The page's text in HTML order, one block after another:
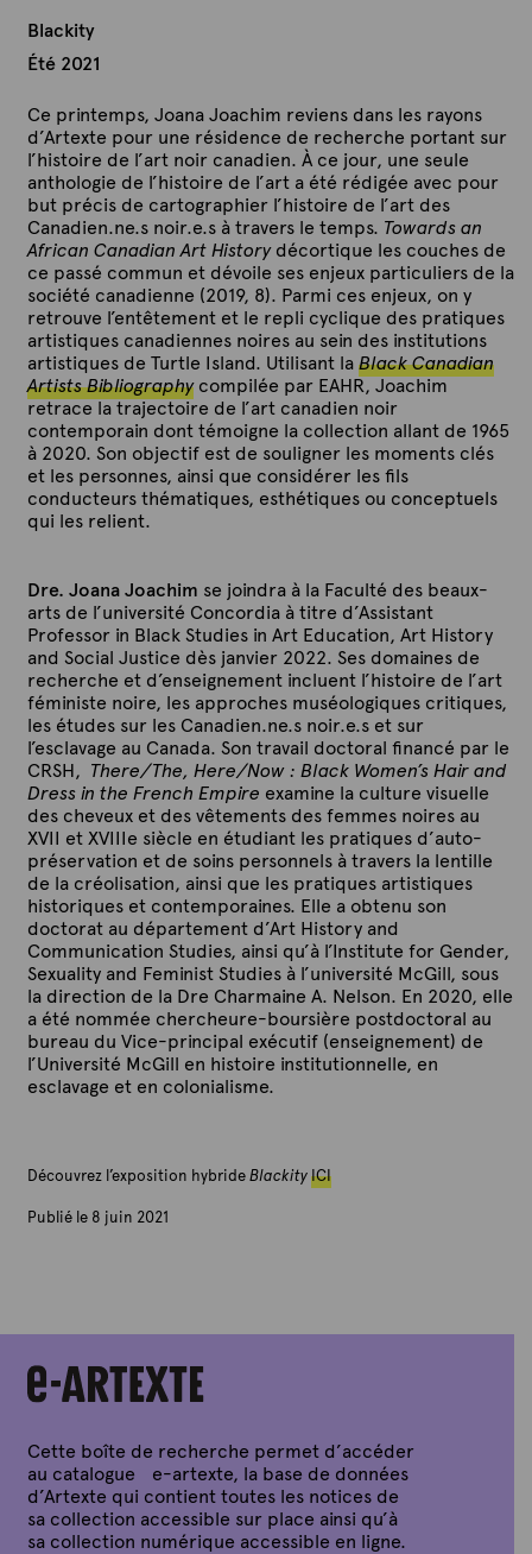
Blackity
Été 2021
Ce printemps, Joana Joachim reviens dans les rayons
d’Artexte pour une résidence de recherche portant sur
l’histoire de l’art noir canadien. À ce jour, une seule
anthologie de l’histoire de l’art a été rédigée avec pour
but précis de cartographier l’histoire de l’art des
Canadien.ne.s noir.e.s à travers le temps. Towards an
African Canadian Art Historydécortique les couches de
ce passé commun et dévoile ses enjeux particuliers de la
société canadienne (2019, 8). Parmi ces enjeux, on y
retrouve l’entêtement et le repli cyclique des pratiques
artistiques canadiennes noires au sein des institutions
artistiques de Turtle Island. Utilisant la Black Canadian
Artists Bibliography compilée par EAHR, Joachim
retrace la trajectoire de l’art canadien noir
contemporain dont témoigne la collection allant de 1965
à 2020. Son objectif est de souligner les moments clés
et les personnes, ainsi que considérer les fils
conducteurs thématiques, esthétiques ou conceptuels
qui les relient.
Dre. Joana Joachim se joindra à la Faculté des beaux-
arts de l’université Concordia à titre d’Assistant
Professor in Black Studies in Art Education, Art History
and Social Justice dès janvier 2022. Ses domaines de
recherche et d’enseignement incluent l’histoire de l’art
féministe noire, les approches muséologiques critiques,
les études sur les Canadien.ne.s noir.e.s et sur
l’esclavage au Canada. Son travail doctoral financé par le
CRSH, There/The, Here/Now : Black Women’s Hair and
Dress in the French Empire examine la culture visuelle
des cheveux et des vêtements des femmes noires au
XVII et XVIIIe siècle en étudiant les pratiques d’auto-
préservation et de soins personnels à travers la lentille
de la créolisation, ainsi que les pratiques artistiques
historiques et contemporaines. Elle a obtenu son
doctorat au département d’Art History and
Communication Studies, ainsi qu’à l’Institute for Gender,
Sexuality and Feminist Studies à l’université McGill, sous
la direction de la Dre Charmaine A. Nelson. En 2020, elle
a été nommée chercheure-boursière postdoctoral au
bureau du Vice-principal exécutif (enseignement) de
l’Université McGill en histoire institutionnelle, en
esclavage et en colonialisme.
Découvrez l’exposition hybrideBlackityICI
Publié le 8 juin 2021
e
x
e
Cette boîte de recherche permet d’accéder
au catalogue e-artexte, la base de données
d’Artexte qui contient toutes les notices de
sa collection accessible sur place ainsi qu’à
sa collection numérique accessible en ligne.